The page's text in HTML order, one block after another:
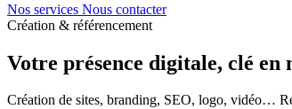
Nos services Nous contacter
Création & référencement
Votre présence digitale, clé en
Création de sites, branding, SEO, logo, vidéo…